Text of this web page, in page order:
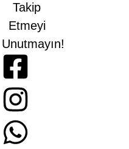
Takip
Etmeyi
Unutmayın!